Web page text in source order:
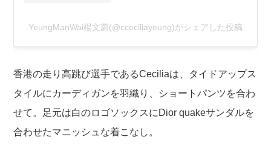
YeungManWai楊文蔚(@cceciliayeung)がシェアした投稿
香港の走り高跳び選手であるCeciliaは、タイドアップス
タイルにカーディガンを羽織り、ショートパンツを合わ
せて。足元は白のロゴソックスにDior quakeサンダルを
合わせたマニッシュな着こなし。